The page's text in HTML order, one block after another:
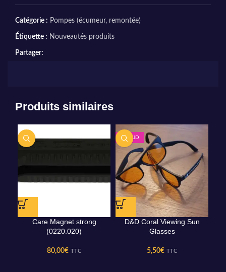
Catégorie : Pompes (écumeur, remontée)
Étiquette : Nouveautés produits
Partager:
Produits similaires
Care Magnet strong
(0220.020)
80,00€ TTC
CHAUD
D&D Coral Viewing Sun
Glasses
5,50€ TTC